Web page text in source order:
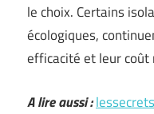
le choix. Certains
écologiques,
efficacité et leur coût
A lire aussi :